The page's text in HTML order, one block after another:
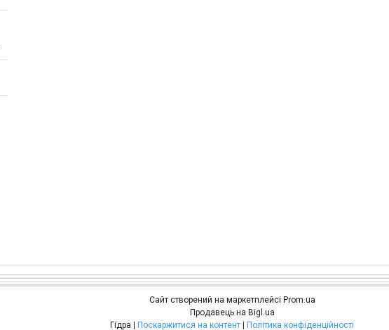
Сайт створений на маркетплейсі Prom.ua
Продавець на Bigl.ua
Гі́дра | Поскаржитися на контент | Політика конфіденційності